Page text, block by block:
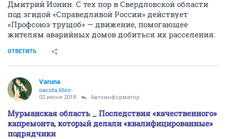
Дмитрий Ионин. С тех пор в Свердловской области
под эгидой «Справедливой России» действует
«Профсоюз трущоб» — движение, помогающее
жителям аварийных домов добиться их расселения.
ОТВЕТИТЬ
Varuna
nacida libre
02 июня 2018 Автоинформатор
Мурманская область _ Последствия «качественного»
капремонта, который делали «квалифицированные»
подрядчики